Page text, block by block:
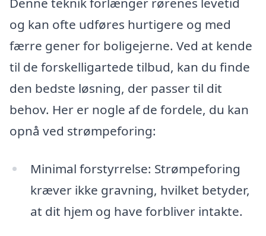
og kan ofte udføres hurtigere og med
færre gener for boligejerne. Ved at kende
til de forskelligartede tilbud, kan du finde
den bedste løsning, der passer til dit
behov. Her er nogle af de fordele, du kan
opnå ved strømpeforing:
Minimal forstyrrelse: Strømpeforing
kræver ikke gravning, hvilket betyder,
at dit hjem og have forbliver intakte.